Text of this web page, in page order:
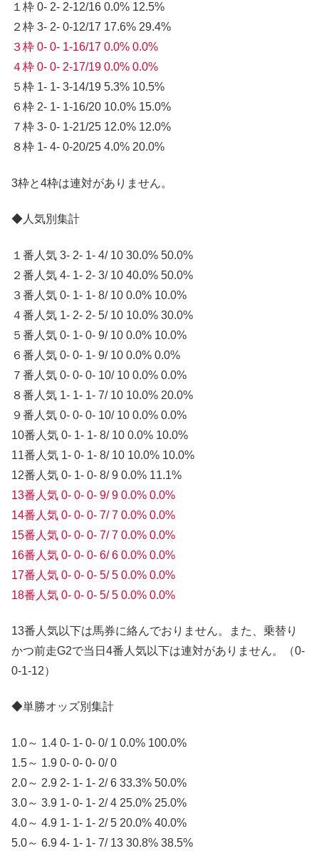
１枠 0- 2- 2-12/16 0.0% 12.5%
２枠 3- 2- 0-12/17 17.6% 29.4%
３枠 0- 0- 1-16/17 0.0% 0.0%
４枠 0- 0- 2-17/19 0.0% 0.0%
５枠 1- 1- 3-14/19 5.3% 10.5%
６枠 2- 1- 1-16/20 10.0% 15.0%
７枠 3- 0- 1-21/25 12.0% 12.0%
８枠 1- 4- 0-20/25 4.0% 20.0%
3枠と4枠は連対がありません。
◆人気別集計
１番人気 3- 2- 1- 4/ 10 30.0% 50.0%
２番人気 4- 1- 2- 3/ 10 40.0% 50.0%
３番人気 0- 1- 1- 8/ 10 0.0% 10.0%
４番人気 1- 2- 2- 5/ 10 10.0% 30.0%
５番人気 0- 1- 0- 9/ 10 0.0% 10.0%
６番人気 0- 0- 1- 9/ 10 0.0% 0.0%
７番人気 0- 0- 0- 10/ 10 0.0% 0.0%
８番人気 1- 1- 1- 7/ 10 10.0% 20.0%
９番人気 0- 0- 0- 10/ 10 0.0% 0.0%
10番人気 0- 1- 1- 8/ 10 0.0% 10.0%
11番人気 1- 0- 1- 8/ 10 10.0% 10.0%
12番人気 0- 1- 0- 8/ 9 0.0% 11.1%
13番人気 0- 0- 0- 9/ 9 0.0% 0.0%
14番人気 0- 0- 0- 7/ 7 0.0% 0.0%
15番人気 0- 0- 0- 7/ 7 0.0% 0.0%
16番人気 0- 0- 0- 6/ 6 0.0% 0.0%
17番人気 0- 0- 0- 5/ 5 0.0% 0.0%
18番人気 0- 0- 0- 5/ 5 0.0% 0.0%
13番人気以下は馬券に絡んでおりません。また、乗替り
かつ前走G2で当日4番人気以下は連対がありません。（0-
0-1-12）
◆単勝オッズ別集計
1.0～ 1.4 0- 1- 0- 0/ 1 0.0% 100.0%
1.5～ 1.9 0- 0- 0- 0/ 0
2.0～ 2.9 2- 1- 1- 2/ 6 33.3% 50.0%
3.0～ 3.9 1- 0- 1- 2/ 4 25.0% 25.0%
4.0～ 4.9 1- 1- 1- 2/ 5 20.0% 40.0%
5.0～ 6.9 4- 1- 1- 7/ 13 30.8% 38.5%